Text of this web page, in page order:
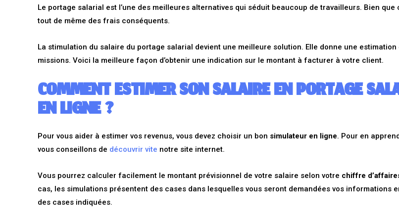
Le portage salarial est l’une des meilleures alternatives qui séduit beaucoup de travailleurs. Bien
tout de même des frais conséquents.
La stimulation du salaire du portage salarial devient une meilleure solution. Elle donne une
missions. Voici la meilleure façon d’obtenir une indication sur le montant à facturer à votre client.
COMMENT ESTIMER SON SALAIRE EN PORTAGE
EN LIGNE ?
Pour vous aider à estimer vos revenus, vous devez choisir un bon simulateur en ligne. Pour en
vous conseillons de découvrir vite notre site internet.
Vous pourrez calculer facilement le montant prévisionnel de votre salaire selon votre chiffre
cas, les simulations présentent des cases dans lesquelles vous seront demandées vos informations
des cases indiquées.